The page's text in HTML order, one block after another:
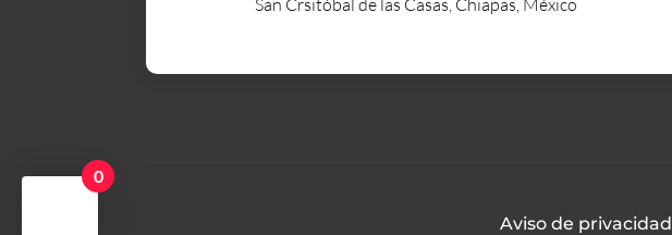
San Crsitóbal de las Casas, Chiapas, México
Aviso de privacidad
0